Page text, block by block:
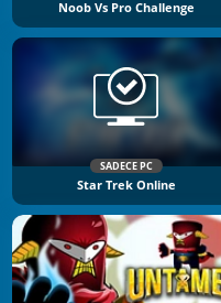
Noob Vs Pro Challenge
SADECE PC
Star Trek Online